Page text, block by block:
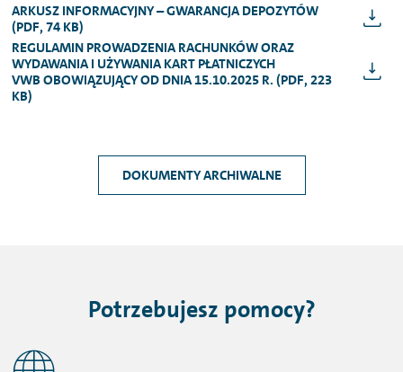
ARKUSZ INFORMACYJNY – GWARANCJA DEPOZYTÓW
(PDF, 74 KB)
REGULAMIN PROWADZENIA RACHUNKÓW ORAZ
WYDAWANIA I UŻYWANIA KART PŁATNICZYCH
VWB OBOWIĄZUJĄCY OD DNIA 15.10.2025 R. (PDF, 223
KB)
DOKUMENTY ARCHIWALNE
Potrzebujesz pomocy?